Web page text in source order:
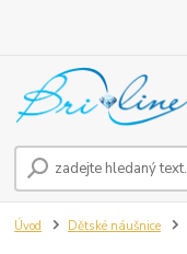
Úvod Dětské náušnice